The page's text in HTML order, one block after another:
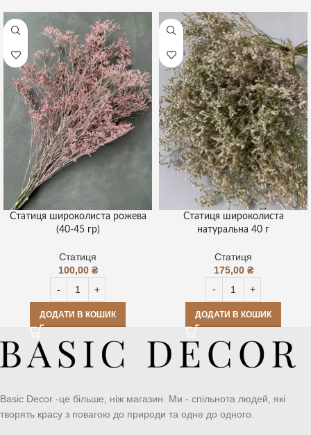
Статиця широколиста рожева
(40-45 гр)
Статиця
100,00 ₴
ДОДАТИ В КОШИК
Статиця широколиста
натуральна 40 г
Статиця
175,00 ₴
ДОДАТИ В КОШИК
Basic Decor -це більше, ніж магазин. Ми - спільнота людей, які
творять красу з повагою до природи та одне до одного.